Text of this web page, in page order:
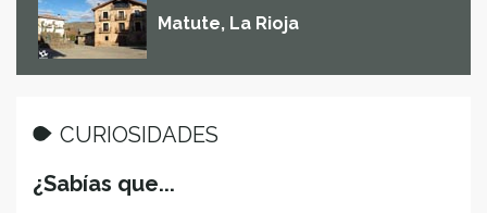
Matute, La Rioja
CURIOSIDADES
¿Sabías que...